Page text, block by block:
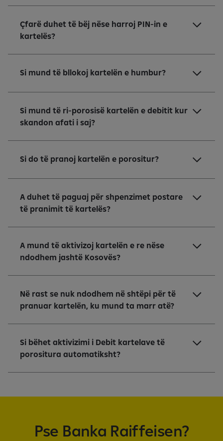
Çfarë duhet të bëj nëse harroj PIN-in e
kartelës?
Si mund të bllokoj kartelën e humbur?
Si mund të ri-porosisë kartelën e debitit kur
skandon afati i saj?
Si do të pranoj kartelën e porositur?
A duhet të paguaj për shpenzimet postare
të pranimit të kartelës?
A mund të aktivizoj kartelën e re nëse
ndodhem jashtë Kosovës?
Në rast se nuk ndodhem në shtëpi për të
pranuar kartelën, ku mund ta marr atë?
Si bëhet aktivizimi i Debit kartelave të
porositura automatiksht?
Pse Banka Raiffeisen?